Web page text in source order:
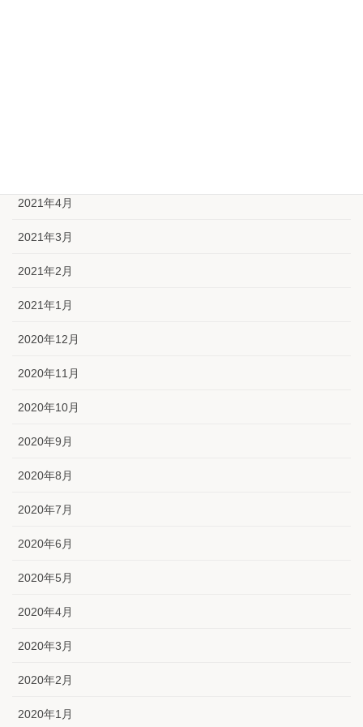
2021年4月
2021年3月
2021年2月
2021年1月
2020年12月
2020年11月
2020年10月
2020年9月
2020年8月
2020年7月
2020年6月
2020年5月
2020年4月
2020年3月
2020年2月
2020年1月